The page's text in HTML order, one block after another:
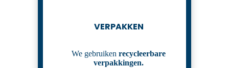
VERPAKKEN
We gebruiken recycleerbare
verpakkingen.